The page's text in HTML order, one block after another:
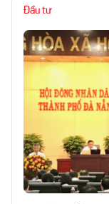
Đầu tư